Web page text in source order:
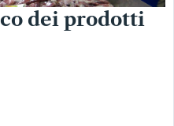
dei prodotti